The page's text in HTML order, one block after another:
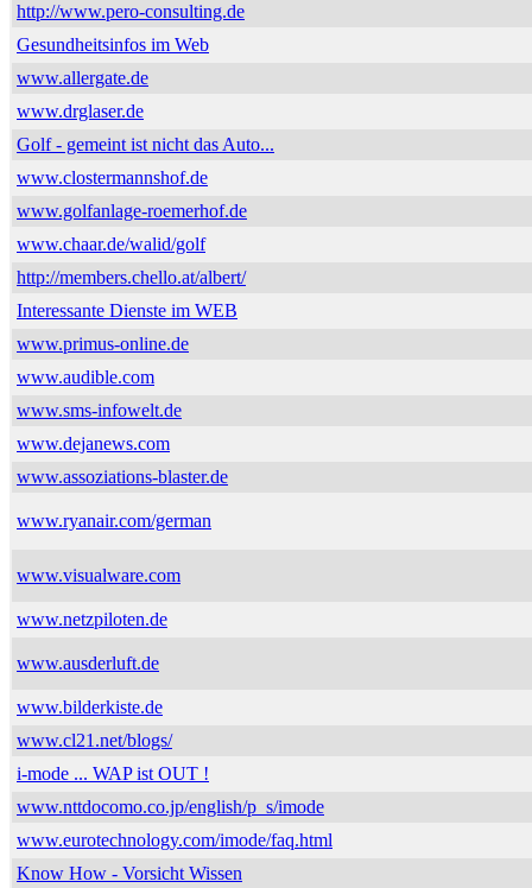
http://www.pero-consulting.de
Gesundheitsinfos im Web
www.allergate.de
www.drglaser.de
Golf - gemeint ist nicht das Auto...
www.clostermannshof.de
www.golfanlage-roemerhof.de
www.chaar.de/walid/golf
http://members.chello.at/albert/
Interessante Dienste im WEB
www.primus-online.de
www.audible.com
www.sms-infowelt.de
www.dejanews.com
www.assoziations-blaster.de
www.ryanair.com/german
www.visualware.com
www.netzpiloten.de
www.ausderluft.de
www.bilderkiste.de
www.cl21.net/blogs/
i-mode ... WAP ist OUT !
www.nttdocomo.co.jp/english/p_s/imode
www.eurotechnology.com/imode/faq.html
Know How - Vorsicht Wissen